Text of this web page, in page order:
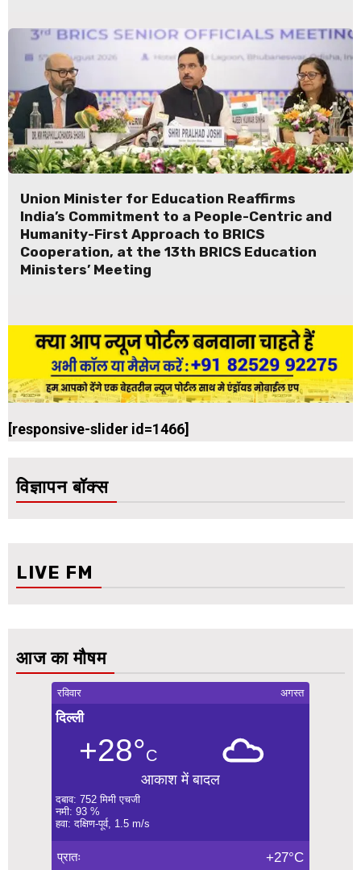
Union Minister for Education Reaffirms
India’s Commitment to a People-Centric and
Humanity-First Approach to BRICS
Cooperation, at the 13th BRICS Education
Ministers’ Meeting
[responsive-slider id=1466]
विज्ञापन बॉक्स
LIVE FM
आज का मौषम
रविवार अगस्त
दिल्ली
+28°C
आकाश में बादल
दबाव: 752 मिमी एचजी
नमी: 93 %
हवा: दक्षिण-पूर्व, 1.5 m/s
प्रातः +27°C